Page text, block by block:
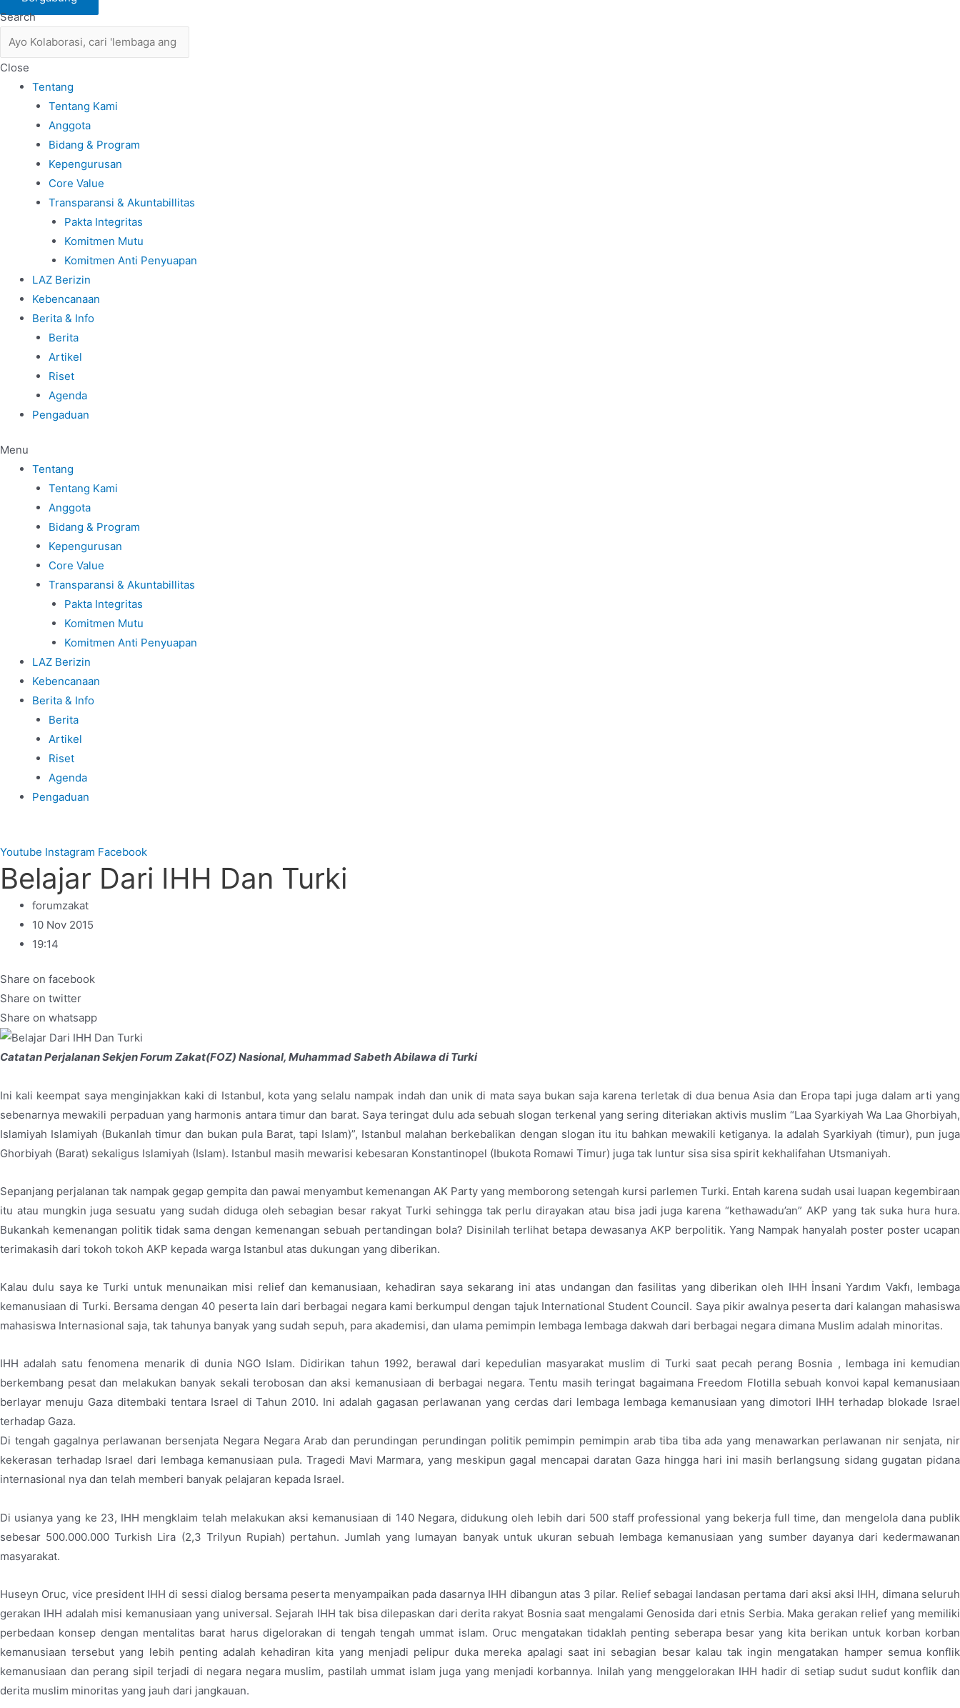
Search
Close
Tentang
Tentang Kami
Anggota
Bidang & Program
Kepengurusan
Core Value
Transparansi & Akuntabillitas
Pakta Integritas
Komitmen Mutu
Komitmen Anti Penyuapan
LAZ Berizin
Kebencanaan
Berita & Info
Berita
Artikel
Riset
Agenda
Pengaduan
Menu
Tentang
Tentang Kami
Anggota
Bidang & Program
Kepengurusan
Core Value
Transparansi & Akuntabillitas
Pakta Integritas
Komitmen Mutu
Komitmen Anti Penyuapan
LAZ Berizin
Kebencanaan
Berita & Info
Berita
Artikel
Riset
Agenda
Pengaduan
Youtube Instagram Facebook
Belajar Dari IHH Dan Turki
forumzakat
10 Nov 2015
19:14
Share on facebook
Share on twitter
Share on whatsapp
Catatan Perjalanan Sekjen Forum Zakat(FOZ) Nasional, Muhammad Sabeth Abilawa di Turki
Ini kali keempat saya menginjakkan kaki di Istanbul, kota yang selalu nampak indah dan unik di mata saya bukan saja karena terletak di dua benua Asia dan Eropa tapi juga dalam arti yang
sebenarnya mewakili perpaduan yang harmonis antara timur dan barat. Saya teringat dulu ada sebuah slogan terkenal yang sering diteriakan aktivis muslim “Laa Syarkiyah Wa Laa Ghorbiyah,
Islamiyah Islamiyah (Bukanlah timur dan bukan pula Barat, tapi Islam)”, Istanbul malahan berkebalikan dengan slogan itu itu bahkan mewakili ketiganya. Ia adalah Syarkiyah (timur), pun juga
Ghorbiyah (Barat) sekaligus Islamiyah (Islam). Istanbul masih mewarisi kebesaran Konstantinopel (Ibukota Romawi Timur) juga tak luntur sisa sisa spirit kekhalifahan Utsmaniyah.
Sepanjang perjalanan tak nampak gegap gempita dan pawai menyambut kemenangan AK Party yang memborong setengah kursi parlemen Turki. Entah karena sudah usai luapan kegembiraan
itu atau mungkin juga sesuatu yang sudah diduga oleh sebagian besar rakyat Turki sehingga tak perlu dirayakan atau bisa jadi juga karena “kethawadu’an” AKP yang tak suka hura hura.
Bukankah kemenangan politik tidak sama dengan kemenangan sebuah pertandingan bola? Disinilah terlihat betapa dewasanya AKP berpolitik. Yang Nampak hanyalah poster poster ucapan
terimakasih dari tokoh tokoh AKP kepada warga Istanbul atas dukungan yang diberikan.
Kalau dulu saya ke Turki untuk menunaikan misi relief dan kemanusiaan, kehadiran saya sekarang ini atas undangan dan fasilitas yang diberikan oleh IHH İnsani Yardım Vakfı, lembaga
kemanusiaan di Turki. Bersama dengan 40 peserta lain dari berbagai negara kami berkumpul dengan tajuk International Student Council. Saya pikir awalnya peserta dari kalangan mahasiswa
mahasiswa Internasional saja, tak tahunya banyak yang sudah sepuh, para akademisi, dan ulama pemimpin lembaga lembaga dakwah dari berbagai negara dimana Muslim adalah minoritas.
IHH adalah satu fenomena menarik di dunia NGO Islam. Didirikan tahun 1992, berawal dari kepedulian masyarakat muslim di Turki saat pecah perang Bosnia , lembaga ini kemudian
berkembang pesat dan melakukan banyak sekali terobosan dan aksi kemanusiaan di berbagai negara. Tentu masih teringat bagaimana Freedom Flotilla sebuah konvoi kapal kemanusiaan
berlayar menuju Gaza ditembaki tentara Israel di Tahun 2010. Ini adalah gagasan perlawanan yang cerdas dari lembaga lembaga kemanusiaan yang dimotori IHH terhadap blokade Israel
terhadap Gaza.
Di tengah gagalnya perlawanan bersenjata Negara Negara Arab dan perundingan perundingan politik pemimpin pemimpin arab tiba tiba ada yang menawarkan perlawanan nir senjata, nir
kekerasan terhadap Israel dari lembaga kemanusiaan pula. Tragedi Mavi Marmara, yang meskipun gagal mencapai daratan Gaza hingga hari ini masih berlangsung sidang gugatan pidana
internasional nya dan telah memberi banyak pelajaran kepada Israel.
Di usianya yang ke 23, IHH mengklaim telah melakukan aksi kemanusiaan di 140 Negara, didukung oleh lebih dari 500 staff professional yang bekerja full time, dan mengelola dana publik
sebesar 500.000.000 Turkish Lira (2,3 Trilyun Rupiah) pertahun. Jumlah yang lumayan banyak untuk ukuran sebuah lembaga kemanusiaan yang sumber dayanya dari kedermawanan
masyarakat.
Huseyn Oruc, vice president IHH di sessi dialog bersama peserta menyampaikan pada dasarnya IHH dibangun atas 3 pilar. Relief sebagai landasan pertama dari aksi aksi IHH, dimana seluruh
gerakan IHH adalah misi kemanusiaan yang universal. Sejarah IHH tak bisa dilepaskan dari derita rakyat Bosnia saat mengalami Genosida dari etnis Serbia. Maka gerakan relief yang memiliki
perbedaan konsep dengan mentalitas barat harus digelorakan di tengah tengah ummat islam. Oruc mengatakan tidaklah penting seberapa besar yang kita berikan untuk korban korban
kemanusiaan tersebut yang lebih penting adalah kehadiran kita yang menjadi pelipur duka mereka apalagi saat ini sebagian besar kalau tak ingin mengatakan hamper semua konflik
kemanusiaan dan perang sipil terjadi di negara negara muslim, pastilah ummat islam juga yang menjadi korbannya. Inilah yang menggelorakan IHH hadir di setiap sudut sudut konflik dan
derita muslim minoritas yang jauh dari jangkauan.